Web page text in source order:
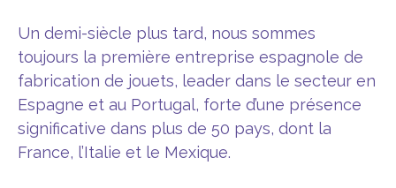
Un demi-siècle plus tard, nous sommes
toujours la première entreprise espagnole de
fabrication de jouets, leader dans le secteur en
Espagne et au Portugal, forte d’une présence
significative dans plus de 50 pays, dont la
France, l’Italie et le Mexique.